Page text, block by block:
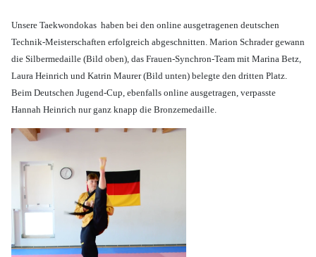
Unsere Taekwondokas haben bei den online ausgetragenen deutschen
Technik-Meisterschaften erfolgreich abgeschnitten. Marion Schrader gewann
die Silbermedaille (Bild oben), das Frauen-Synchron-Team mit Marina Betz,
Laura Heinrich und Katrin Maurer (Bild unten) belegte den dritten Platz.
Beim Deutschen Jugend-Cup, ebenfalls online ausgetragen, verpasste
Hannah Heinrich nur ganz knapp die Bronzemedaille.